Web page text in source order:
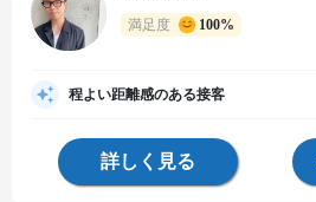
満足度 100%
程よい距離感のある接客
詳しく見る